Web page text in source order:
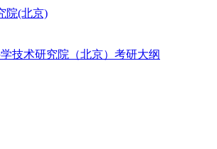
技术研究院（北京）考研大纲